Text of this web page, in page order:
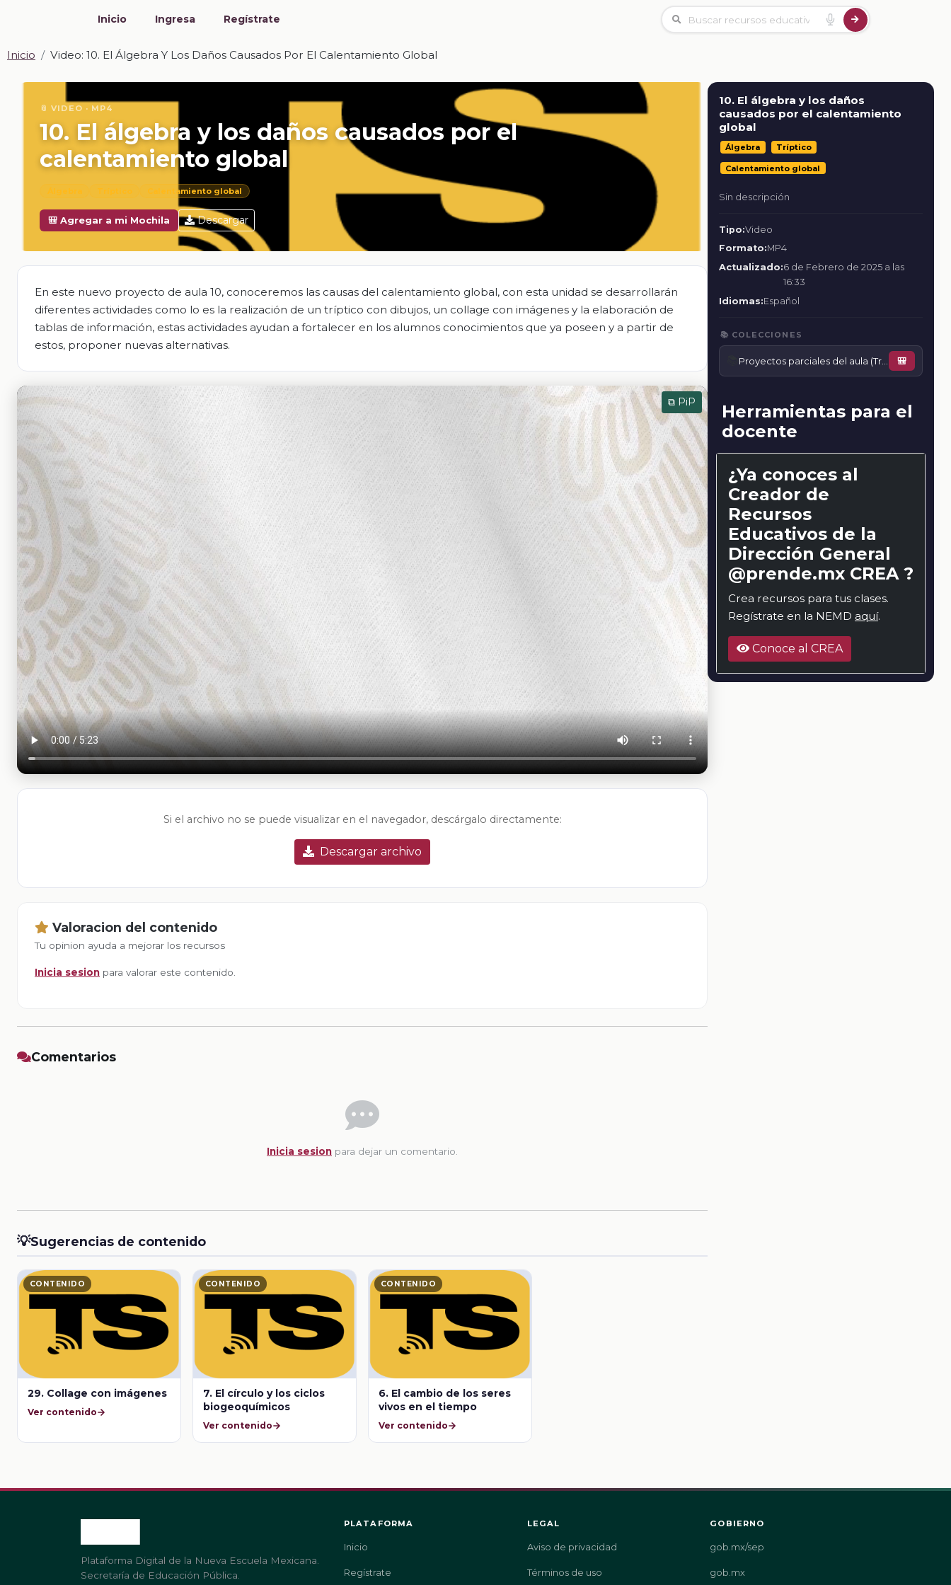
Inicio Ingresa Regístrate
Inicio Video: 10. El Álgebra Y Los Daños Causados Por El Calentamiento Global
📎 VIDEO · MP4
10. El álgebra y los daños causados por el
calentamiento global
Álgebra Tríptico Calentamiento global
🎒 Agregar a mi Mochila Descargar
En este nuevo proyecto de aula 10, conoceremos las causas del calentamiento global, con esta unidad se desarrollarán
diferentes actividades como lo es la realización de un tríptico con dibujos, un collage con imágenes y la elaboración de
tablas de información, estas actividades ayudan a fortalecer en los alumnos conocimientos que ya poseen y a partir de
estos, proponer nuevas alternativas.
⧉ PiP
Si el archivo no se puede visualizar en el navegador, descárgalo directamente:
Descargar archivo
Valoracion del contenido
Tu opinion ayuda a mejorar los recursos
Inicia sesion para valorar este contenido.
Comentarios
Inicia sesion para dejar un comentario.
💡Sugerencias de contenido
CONTENIDO
29. Collage con imágenes
Ver contenido
CONTENIDO
7. El círculo y los ciclos
biogeoquímicos
Ver contenido
CONTENIDO
6. El cambio de los seres
vivos en el tiempo
Ver contenido
10. El álgebra y los daños
causados por el calentamiento
global
Álgebra Tríptico
Calentamiento global
Sin descripción
Tipo:Video
Formato:MP4
Actualizado:6 de Febrero de 2025 a las
16:33
Idiomas:Español
📚 COLECCIONES
🎒
Herramientas para el
docente
¿Ya conoces al
Creador de
Recursos
Educativos de la
Dirección General
@prende.mx CREA ?
Crea recursos para tus clases.
Regístrate en la NEMD aquí.
Conoce al CREA
Plataforma Digital de la Nueva Escuela Mexicana.
Secretaría de Educación Pública.
PLATAFORMA
Inicio
Regístrate
LEGAL
Aviso de privacidad
Términos de uso
GOBIERNO
gob.mx/sep
gob.mx